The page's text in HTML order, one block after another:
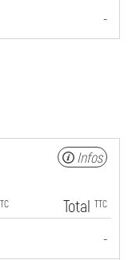
-
Infos
Total TTC
-